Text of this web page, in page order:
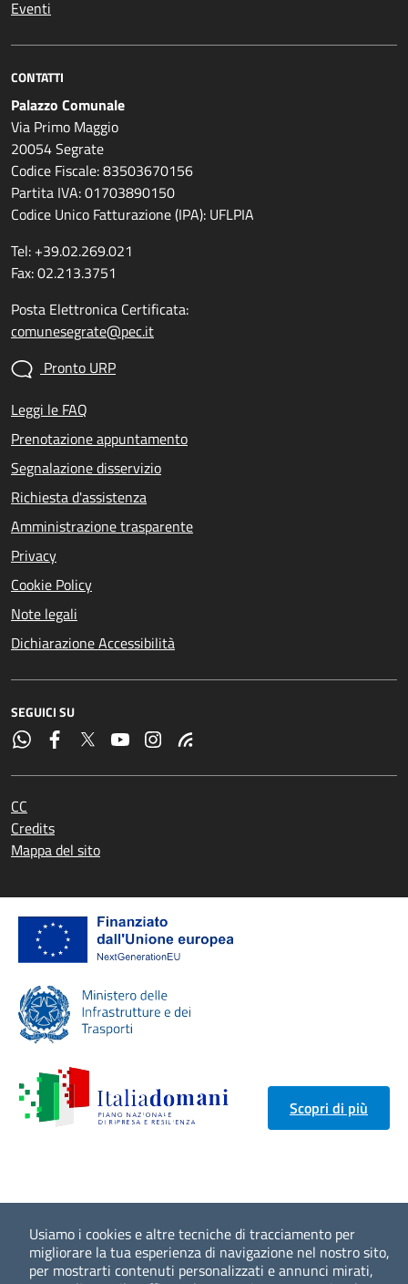
Usiamo i cookies e altre tecniche di tracciamento per
migliorare la tua esperienza di navigazione nel nostro sito,
per mostrarti contenuti personalizzati e annunci mirati,
Eventi
CONTATTI
Palazzo Comunale
Via Primo Maggio
20054 Segrate
Codice Fiscale: 83503670156
Partita IVA: 01703890150
Codice Unico Fatturazione (IPA): UFLPIA
Tel: +39.02.269.021
Fax: 02.213.3751
Posta Elettronica Certificata:
comunesegrate@pec.it
Pronto URP
Leggi le FAQ
Prenotazione appuntamento
Segnalazione disservizio
Richiesta d'assistenza
Amministrazione trasparente
Privacy
Cookie Policy
Note legali
Dichiarazione Accessibilità
SEGUICI SU
CC
Credits
Mappa del sito
Scopri di più